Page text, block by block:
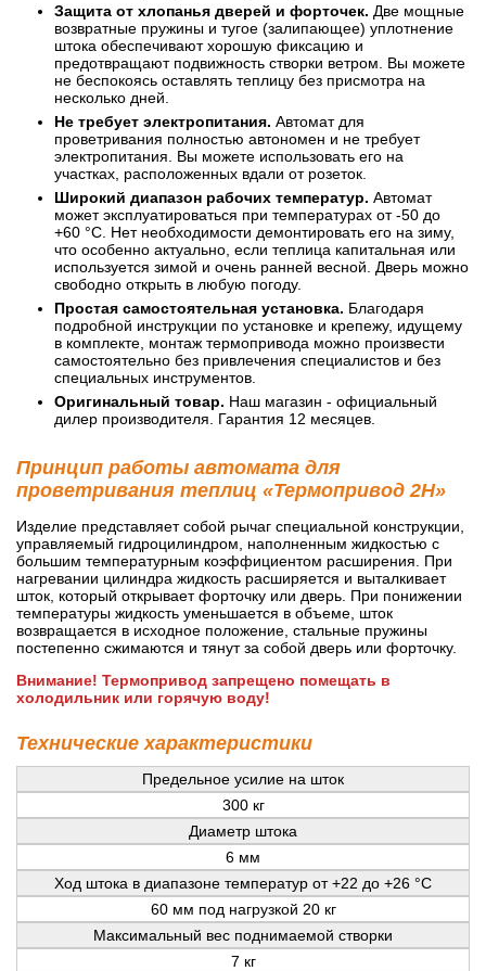
Защита от хлопанья дверей и форточек. Две мощные
возвратные пружины и тугое (залипающее) уплотнение
штока обеспечивают хорошую фиксацию и
предотвращают подвижность створки ветром. Вы можете
не беспокоясь оставлять теплицу без присмотра на
несколько дней.
Не требует электропитания. Автомат для
проветривания полностью автономен и не требует
электропитания. Вы можете использовать его на
участках, расположенных вдали от розеток.
Широкий диапазон рабочих температур. Автомат
может эксплуатироваться при температурах от -50 до
+60 °C. Нет необходимости демонтировать его на зиму,
что особенно актуально, если теплица капитальная или
используется зимой и очень ранней весной. Дверь можно
свободно открыть в любую погоду.
Простая самостоятельная установка. Благодаря
подробной инструкции по установке и крепежу, идущему
в комплекте, монтаж термопривода можно произвести
самостоятельно без привлечения специалистов и без
специальных инструментов.
Оригинальный товар. Наш магазин - официальный
дилер производителя. Гарантия 12 месяцев.
Принцип работы автомата для
проветривания теплиц «Термопривод 2Н»
Изделие представляет собой рычаг специальной конструкции,
управляемый гидроцилиндром, наполненным жидкостью с
большим температурным коэффициентом расширения. При
нагревании цилиндра жидкость расширяется и выталкивает
шток, который открывает форточку или дверь. При понижении
температуры жидкость уменьшается в объеме, шток
возвращается в исходное положение, стальные пружины
постепенно сжимаются и тянут за собой дверь или форточку.
Внимание! Термопривод запрещено помещать в
холодильник или горячую воду!
Технические характеристики
Предельное усилие на шток
300 кг
Диаметр штока
6 мм
Ход штока в диапазоне температур от +22 до +26 °С
60 мм под нагрузкой 20 кг
Максимальный вес поднимаемой створки
7 кг